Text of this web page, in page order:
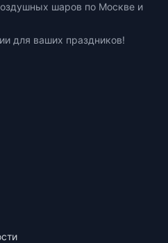
шаров по Москве и
для ваших праздников!